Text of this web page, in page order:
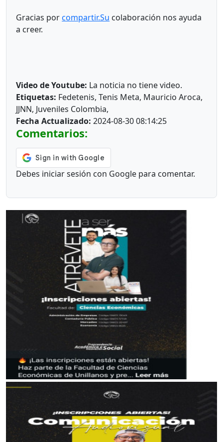
Gracias porcompartir.Su colaboración nos ayuda
a creer.
Video de Youtube: La noticia no tiene video.
Etiquetas: Fedetenis, Tenis Meta, Mauricio Aroca,
JJNN, Juveniles Colombia,
Fecha Actualizado: 2024-08-30 08:14:25
Comentarios:
Debes iniciar sesión con Google para comentar.